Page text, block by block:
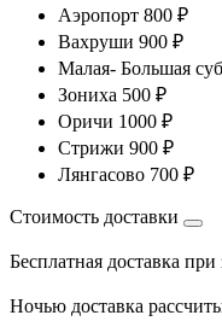
Аэропорт 800 ₽
Вахруши 900 ₽
Малая- Большая
Зониха 500 ₽
Оричи 1000 ₽
Стрижи 900 ₽
Лянгасово 700 ₽
Стоимость доставки
Бесплатная доставка
Ночью доставка